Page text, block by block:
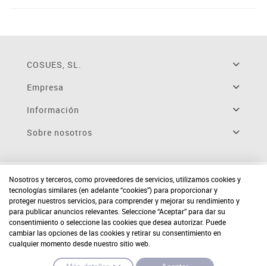
COSUES, SL.
Empresa
Información
Sobre nosotros
Nosotros y terceros, como proveedores de servicios, utilizamos cookies y
tecnologías similares (en adelante “cookies”) para proporcionar y
proteger nuestros servicios, para comprender y mejorar su rendimiento y
para publicar anuncios relevantes. Seleccione “Aceptar” para dar su
consentimiento o seleccione las cookies que desea autorizar. Puede
cambiar las opciones de las cookies y retirar su consentimiento en
cualquier momento desde nuestro sitio web.